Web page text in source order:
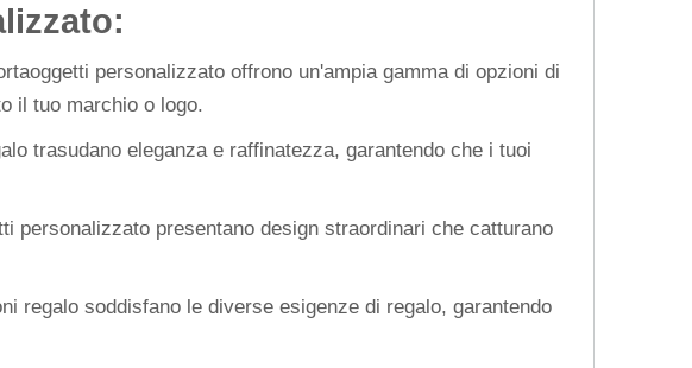
personalizzato offrono un'ampia gamma di opzioni di
il tuo marchio o logo.
trasudano eleganza e raffinatezza, garantendo che i tuoi
personalizzato presentano design straordinari che catturano
regalo soddisfano le diverse esigenze di regalo, garantendo